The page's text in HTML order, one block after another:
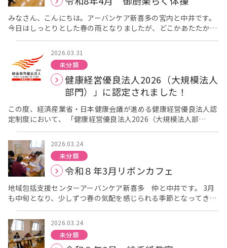
ついて説明があり、皆さん真剣に聞き入っておられました。
[caption id="attachment_5811" align="alignnone"
width="300"] グラフの見方について丁寧に説明してくれまし
た。[/caption] 今回は年齢ではなく身長を基準に体成分を調べ
てもらいました。 身長の高い人と低い人では必要な筋肉量が違い
ます。 [caption id="attachment_5807" align="alignnone"
width="300"] 今の体の状態を確認できる機会になります。
つながってしまいます。 [caption id="attachment_5812"
align="alignnone" width="300"] 筋力低下は腰や膝の痛みにも
つながります。[/caption] 筋力をつけるためには運動＋食事で
す
[caption id="attachment_5813" align="alignnone"
width="300"] 皆さんご存じの「たんぱく質」ですね。
[/caption] 運動は無理をしないことも重要です。 家でもできる
簡単な運動をいくつか教えてもらいました。 [caption
id="attachment_5814" align="alignnone" width="300"] 下
肢筋力だけでなく、体幹の運動をしっかりしましょう。
[/caption] [caption id="attachment_5815"
align="alignnone" width="300"] 自分の体の状態に合わせて強
度を調整します。[/caption] 最後は宅配乳製品の試飲とアンケ
ートを書いて終了です。 皆さんも今日から運動と食事管理を始め
てみて下さいね。 次回は来月8月22日（土）10：30～11：30で
せて頂きました。 当日は穏やかな春の午後となり、ご家族様を含
め16名の方にご参加いただきました。 来られた方から、まずコ
ーヒーやお茶を飲んでいただきながら休憩やお話をしていただ
き、その後作品作りに取り組んでいただきました。 今回は、保育
サイト『ほいくる』さんで紹介されていたアイデアを参考に、立
体的な「桜の木」づくりに挑戦しました。
指先で「脳トレ」！ 今回の主役は、色鮮やかなフラワーペーパー
です。小さく切った紙を鉛筆と割りばしの先に当てて、土台とな
る粘土に「ギュッ」と押し込んでいきます。 この「狙ったところ
うため、楽しみながらの認知症予防にも繋がります。 [caption
id="attachment_5550" align="alignnone" width="300"] 上
手に押し込んでいますね。[/caption]
ひとつとして同じもの
はない、個性豊かな「桜」 作業が進むにつれ、粘土の上にふわふ
わのピンク色の花びらが広がっていきます。 濃淡の違うピンクを
混ぜてグラデーションにする方や、雲やお花を書いてくださる方
など皆さまのセンスが光ります
仕上げに力強い幹を描き足せ
ば、世界にひとつだけの「満開の桜」の完成です！ [caption
id="attachment_5558" align="alignnone" width="300"] 大
きく桜が咲いていて素敵ですね。[/caption] [caption
id="attachment_5555" align="alignnone" width="300"] ご
家族様にも参加していただきました。[/caption] 完成した後
は、お互いの作品を見せ合いながらの交流タイムです。「あなた
の桜、ボリュームがあって立派ね！」「色がとっても綺麗！」
みなさん、こんにちは。アーバンケア新喜多の宮内と中井です。
今日はしっとりとした春の雨となりましたが、どこかあたたかさ
も感じられる一日ですね。皆さまいかがお過ごしでしょうか。 今
回は、4月10日(金)に御厨会館で開催されました、「御厨楽らく
体操」の様子をお伝えします。 今回も感染症予防の観点から三密
を避けるために、窓の開放、入館時の検温、消毒などを行いなが
ら開催させて頂きました。 当日はあいにくの雨の午後でしたが、
新規5名の方を含む28名の方が参加してくださいました。 講師
は、いつも楽しく体操される健康運動実践指導者の前田真理子先
生です。前田先生は身体を動かすときの姿勢の大切さや、運動を
する際の注意点などわかりやすく解説してくださいます。 今回の
テーマは「姿勢とバランス感覚」です。自分の足で歩くための運
動を行ってくださいました。 今日もいつものように、頭と体をほ
ぐす「指運動」からスタートしました。手と足で違う動きをした
り、両手で異なる動きを行ったりと、少し頭を使う内容でした
が、皆さま笑顔で取り組まれていました。「あれ？思ったように
動かない」と笑い合いながら、和やかな雰囲気で進みました。
[caption id="attachment_5478" align="alignnone"
width="300"] 左右で違う動きをするのは難しいです
ね。 [/caption] このような運動は、脳への刺激にもつながり、認
知機能の維持にも効果が期待できます。楽しみながら行うこと
が、継続のポイントですね。 その後は、姿勢を意識した立ち方
や、バランス感覚を養う運動へと移りました。背筋を伸ばすこ
2026.03.31
未分類
健康経営優良法人2026（大規模法人
部門）」に認定されました！
この度、経済産業省・日本健康会議が進める健康経営優良法人認
定制度において、 「健康経営優良法人2026（大規模法人部
門）」に認定されました！ 2025と続いて3年連続の認定です！
今後もより一層、職員の健康保持・増進を図りながら健康経営を
推進してまいります。 由寿会の健康経営についての取り組みは下
記URLをご覧ください。
良法人制度とは？ 健康経営優良法人制度とは、地域の健康課題に
即した取り組みや日本健康会議が進める健康増進の取り組みをも
とに、特に優良な健康経営を実践している大企業や中小企業等の
法人を顕彰する制度です。 健康経営に取り組む優良な法人を「見
える化」することで、従業員や求職者、関係企業や金融機関など
から「従業員の健康管理を経営的な視点で考え、戦略的に取り組
んでいる法人」として社会的に評価を受けることが出来る環境を
整備することを目的としています。 健康経営についての詳細は
2026.03.24
未分類
令和８年3月リボンカフェ
地域包括支援センターアーバンケア新喜多 仲と中井です。 3月
も中旬となり、少しずつ春の気配を感じられる季節となってきま
した。寒暖差のある日が続いていますが、皆様いかがお過ごしで
しょうか。 今回は、令和8年3月21日（土）に御厨会館で開催し
た「リボンカフェ」の様子をお伝えします。 当日は感染症予防の
観点から三密を避けるために、窓の開放、入館時の検温、消毒な
2026.03.24
未分類